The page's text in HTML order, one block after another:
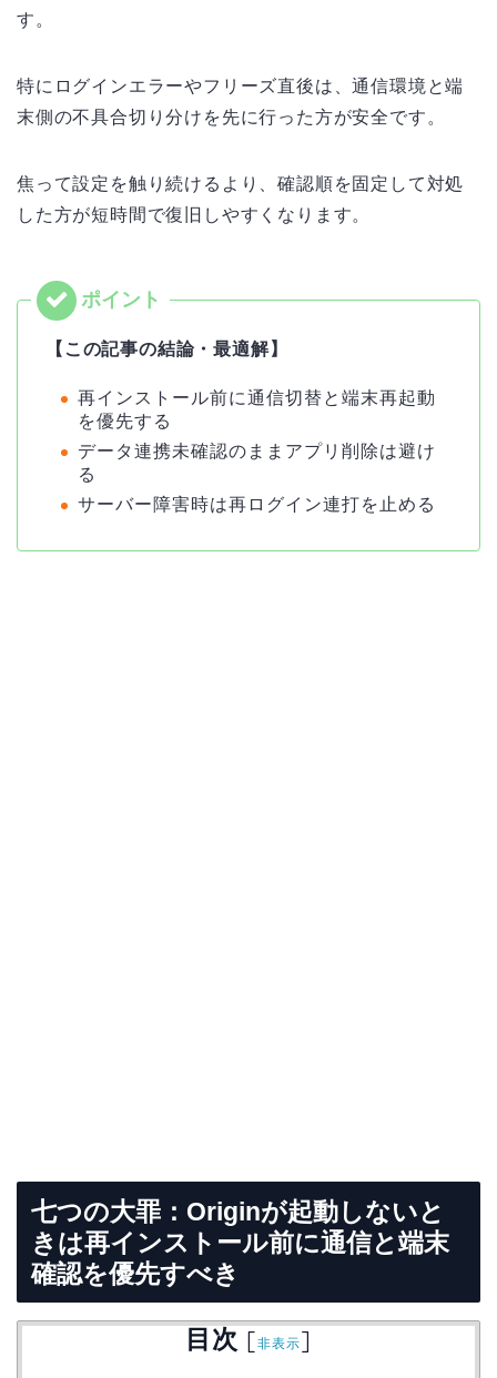
す。
特にログインエラーやフリーズ直後は、通信環境と端
末側の不具合切り分けを先に行った方が安全です。
焦って設定を触り続けるより、確認順を固定して対処
した方が短時間で復旧しやすくなります。
【この記事の結論・最適解】
再インストール前に通信切替と端末再起動
を優先する
データ連携未確認のままアプリ削除は避け
る
サーバー障害時は再ログイン連打を止める
七つの大罪：Originが起動しないと
きは再インストール前に通信と端末
確認を優先すべき
目次 [非表示]